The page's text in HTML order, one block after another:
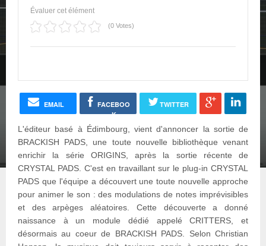
Évaluer cet élément
(0 Votes)
EMAIL
FACEBOO
K
TWITTER
L'éditeur basé à Édimbourg, vient d'annoncer la sortie de
BRACKISH PADS, une toute nouvelle bibliothèque venant
enrichir la série ORIGINS, après la sortie récente de
CRYSTAL PADS. C'est en travaillant sur le plug-in CRYSTAL
PADS que l'équipe a découvert une toute nouvelle approche
pour animer le son : des modulations de notes imprévisibles
et des arpèges aléatoires. Cette découverte a donné
naissance à un module dédié appelé CRITTERS, et
désormais au coeur de BRACKISH PADS. Selon Christian